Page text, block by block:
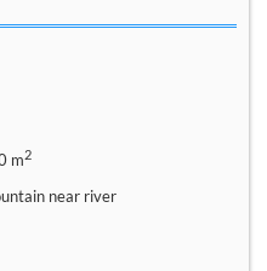
m2
near river